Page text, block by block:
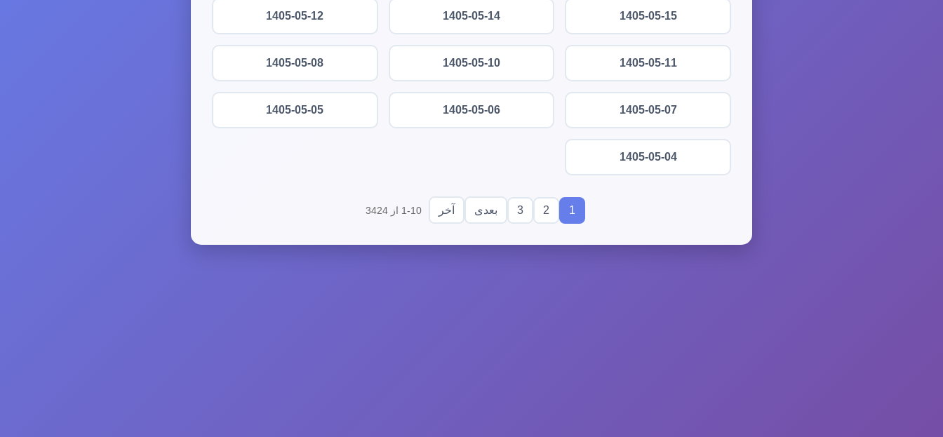
1405-05-15
1405-05-14
1405-05-12
1405-05-11
1405-05-10
1405-05-08
1405-05-07
1405-05-06
1405-05-05
1405-05-04
1
2
3 بعدی آخر 1-10 از 3424